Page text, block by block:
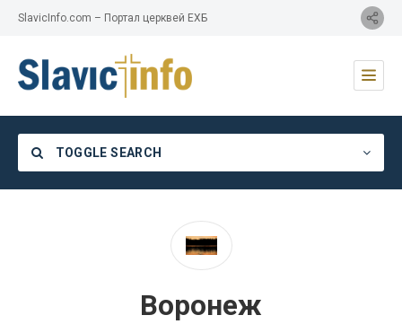
SlavicInfo.com – Портал церквей ЕХБ
TOGGLE SEARCH
Воронеж